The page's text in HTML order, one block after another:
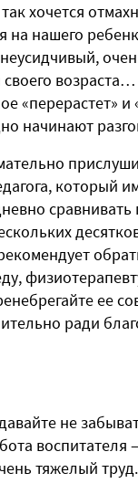
хочется
на нашего
«перерастет» и
начинают
который
сравнивать
ее
ради
не
воспитателя
тяжелый труд.